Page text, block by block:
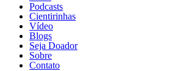
Podcasts
Cientirinhas
Vídeo
Blogs
Seja Doador
Sobre
Contato